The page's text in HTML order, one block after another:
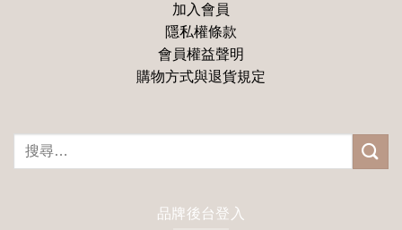
加入會員
隱私權條款
會員權益聲明
購物方式與退貨規定
品牌後台登入